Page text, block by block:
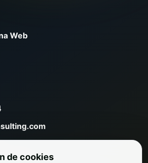
Web
de cookies